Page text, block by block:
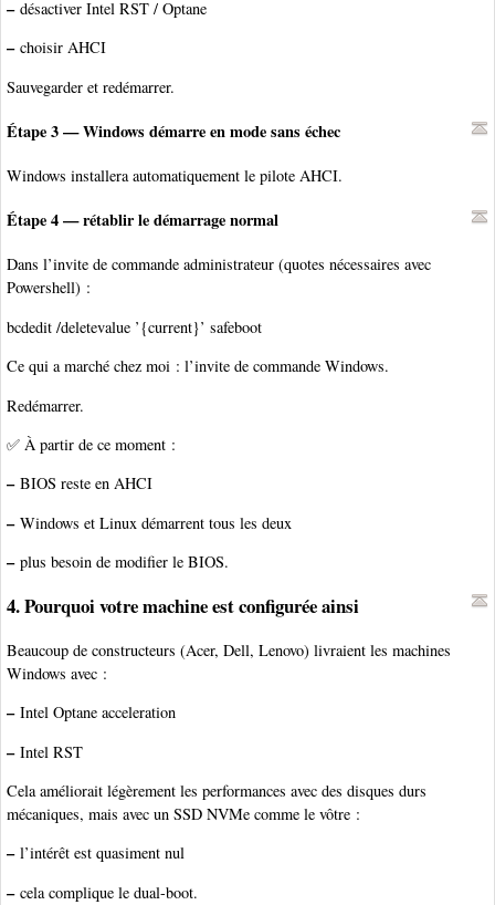
–désactiver Intel RST / Optane
–choisir AHCI
Sauvegarder et redémarrer.
Étape 3 — Windows démarre en mode sans échec
Windows installera automatiquement le pilote AHCI.
Étape 4 — rétablir le démarrage normal
Dans l’invite de commande administrateur (quotes nécessaires avec
Powershell) :
bcdedit /deletevalue ’{current}’ safeboot
Ce qui a marché chez moi : l’invite de commande Windows.
Redémarrer.
✅ À partir de ce moment :
–BIOS reste en AHCI
–Windows et Linux démarrent tous les deux
–plus besoin de modifier le BIOS.
4. Pourquoi votre machine est configurée ainsi
Beaucoup de constructeurs (Acer, Dell, Lenovo) livraient les machines
Windows avec :
–Intel Optane acceleration
–Intel RST
Cela améliorait légèrement les performances avec des disques durs
mécaniques, mais avec un SSD NVMe comme le vôtre :
–l’intérêt est quasiment nul
–cela complique le dual-boot.